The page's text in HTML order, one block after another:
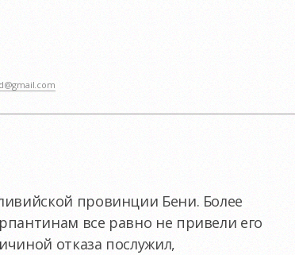
провинции Бени. Более
все равно не привели его
отказа послужил,